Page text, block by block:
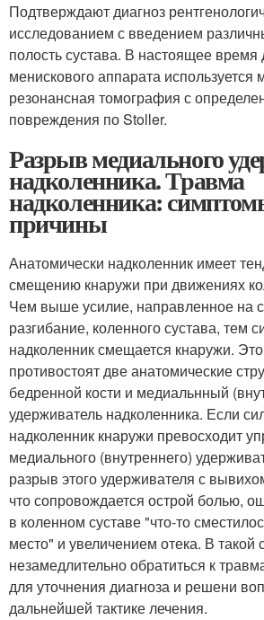
Подтверждают диагноз
исследованием с введением
полость сустава. В настоящее время
менискового аппарата используется
резонансная томография с
повреждения по Stoller.
Разрыв медиального
надколенника. Травма
надколенника:
причины
Анатомически надколенник имеет
смещению кнаружи при движениях
Чем выше усилие, направленное на
разгибание, коленного сустава, тем
надколенник смещается кнаружи.
противостоят две анатомические
бедренной кости и медиальнный
удерживатель надколенника. Если
надколенник кнаружи превосходит
медиального (внутреннего)
разрыв этого удерживателя с
что сопровождается острой болью,
в коленном суставе "что-то
место" и увеличением отека. В такой
незамедлительно обратиться к
для уточнения диагноза и решени
дальнейшей тактике лечения.